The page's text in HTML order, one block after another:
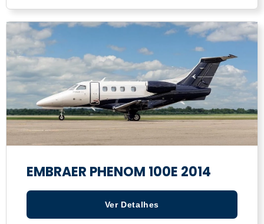
EMBRAER PHENOM 100E 2014
Ver Detalhes